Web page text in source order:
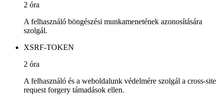
2 óra
A felhasználó böngészési munkamenetének azonosítására
szolgál.
XSRF-TOKEN
2 óra
A felhasználó és a weboldalunk védelmére szolgál a cross-site
request forgery támadások ellen.